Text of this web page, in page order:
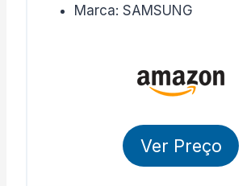
Marca: SAMSUNG
Ver Preço